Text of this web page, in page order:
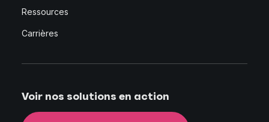
Ressources
Carrières
Voir nos solutions en action